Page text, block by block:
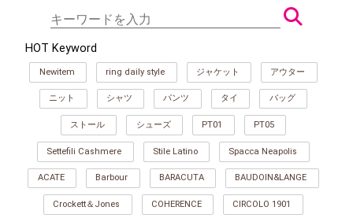
HOT Keyword
Newitem ring daily style ジャケット アウター
ニット シャツ パンツ タイ バッグ
ストール シューズ PT01 PT05
Settefili Cashmere Stile Latino Spacca Neapolis
ACATE Barbour BARACUTA BAUDOIN&LANGE
Crockett＆Jones COHERENCE CIRCOLO 1901